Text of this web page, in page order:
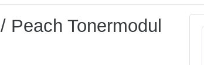
/ Peach Tonermodul